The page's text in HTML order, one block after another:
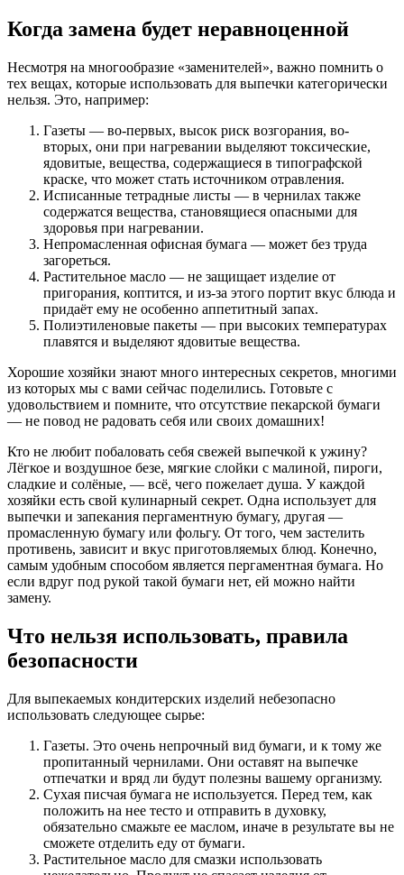
Когда замена будет неравноценной
Несмотря на многообразие «заменителей», важно помнить о
тех вещах, которые использовать для выпечки категорически
нельзя. Это, например:
Газеты — во-первых, высок риск возгорания, во-
вторых, они при нагревании выделяют токсические,
ядовитые, вещества, содержащиеся в типографской
краске, что может стать источником отравления.
Исписанные тетрадные листы — в чернилах также
содержатся вещества, становящиеся опасными для
здоровья при нагревании.
Непромасленная офисная бумага — может без труда
загореться.
Растительное масло — не защищает изделие от
пригорания, коптится, и из-за этого портит вкус блюда и
придаёт ему не особенно аппетитный запах.
Полиэтиленовые пакеты — при высоких температурах
плавятся и выделяют ядовитые вещества.
Хорошие хозяйки знают много интересных секретов, многими
из которых мы с вами сейчас поделились. Готовьте с
удовольствием и помните, что отсутствие пекарской бумаги
— не повод не радовать себя или своих домашних!
Кто не любит побаловать себя свежей выпечкой к ужину?
Лёгкое и воздушное безе, мягкие слойки с малиной, пироги,
сладкие и солёные, — всё, чего пожелает душа. У каждой
хозяйки есть свой кулинарный секрет. Одна использует для
выпечки и запекания пергаментную бумагу, другая —
промасленную бумагу или фольгу. От того, чем застелить
противень, зависит и вкус приготовляемых блюд. Конечно,
самым удобным способом является пергаментная бумага. Но
если вдруг под рукой такой бумаги нет, ей можно найти
замену.
Что нельзя использовать, правила
безопасности
Для выпекаемых кондитерских изделий небезопасно
использовать следующее сырье:
Газеты. Это очень непрочный вид бумаги, и к тому же
пропитанный чернилами. Они оставят на выпечке
отпечатки и вряд ли будут полезны вашему организму.
Сухая писчая бумага не используется. Перед тем, как
положить на нее тесто и отправить в духовку,
обязательно смажьте ее маслом, иначе в результате вы не
сможете отделить еду от бумаги.
Растительное масло для смазки использовать